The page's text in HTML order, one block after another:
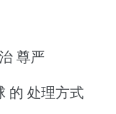
尊严
的 处理方式